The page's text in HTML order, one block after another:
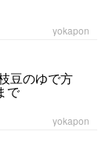
yokapon
豆のゆで方
で
yokapon